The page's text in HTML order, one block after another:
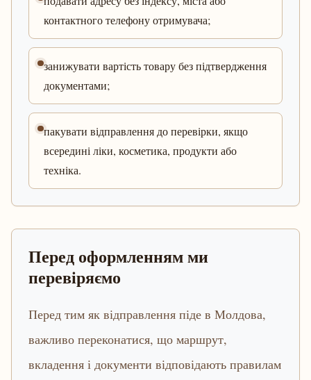
контактного телефону отримувача;
занижувати вартість товару без підтвердження
документами;
пакувати відправлення до перевірки, якщо
всередині ліки, косметика, продукти або
техніка.
Перед оформленням ми
перевіряємо
Перед тим як відправлення піде в Молдова,
важливо переконатися, що маршрут,
вкладення і документи відповідають правилам